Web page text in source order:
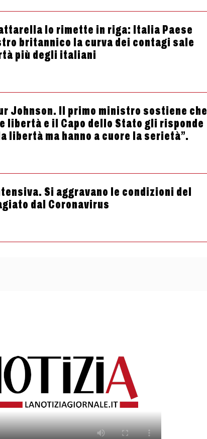
lo rimette in riga: Italia Paese
britannico la curva dei contagi sale
più degli italiani
Johnson. Il primo ministro sostiene che
e il Capo dello Stato gli risponde
libertà ma hanno a cuore la serietà”.
Si aggravano le condizioni del
dal Coronavirus